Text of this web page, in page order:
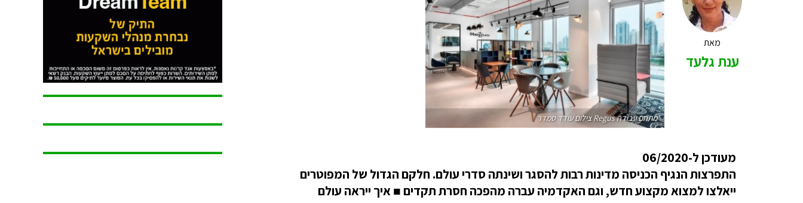
מאת
ענת גלעד
מתחם עבודה Regus צילום עודד סמדר
מעודכן ל-06/2020
התפרצות הנגיף הכניסה מדינות רבות להסגר ושינתה סדרי עולם. חלקם הגדול של המפוטרים
ייאלצו למצוא מקצוע חדש, וגם האקדמיה עברה מהפכה חסרת תקדים■איך ייראה עולם